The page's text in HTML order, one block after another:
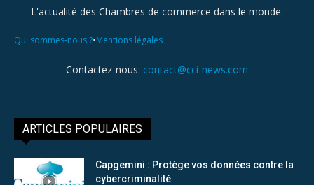
L'actualité des Chambres de commerce dans le monde.
Qui sommes-nous ?•Mentions légales
Contactez-nous: contact@cci-news.com
ARTICLES POPULAIRES
Capgemini : Protège vos données contre la
cybercriminalité